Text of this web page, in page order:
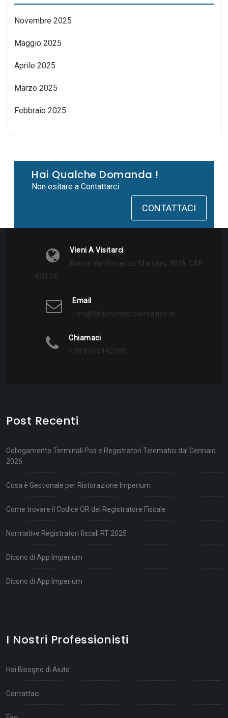
Novembre 2025
Maggio 2025
Aprile 2025
Marzo 2025
Febbraio 2025
Hai Qualche Domanda !
Non esitare a Contattarci
CONTATTACI
Vieni A Visitarci
Roma Via Vincenzo Manzini, 30/a CAP
00173
Email
Info@misuratoretelematico.it
Chiamaci
+39 0645442390
Post Recenti
Collegamento Terminali Pos e Registratori Telematici dal Gennaio
2026
Cosa è Gestionale per Ristorazione Imperium
Come trovare il Codice QR del Registratore Fiscale
Normative Registratori fiscali RT 2025
Dicono di App Imperium
Dicono di App Imperium
I Nostri Professionisti
Hai Bisogno di Aiuto
Contattaci